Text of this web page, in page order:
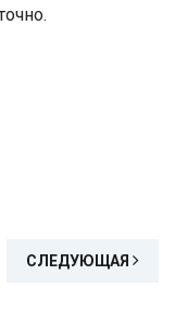
СЛЕДУЮЩАЯ